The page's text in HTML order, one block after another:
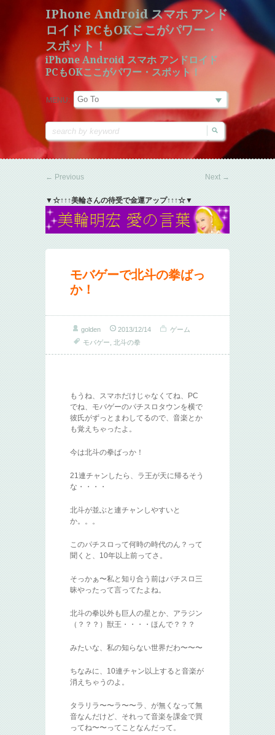
IPhone Android スマホ アンド
ロイド PCもOKここがパワー・
スポット！
iPhone Android スマホ アンドロイド
PCもOKここがパワー・スポット！
MENU:
← Previous Next →
▼☆↑↑↑美輪さんの待受で金運アップ↑↑↑☆▼
モバゲーで北斗の拳ばっ
か！
golden 2013/12/14
ゲーム
モバゲー 北斗の拳
もうね、スマホだけじゃなくてね、PC
でね、モバゲーのパチスロタウンを横で
彼氏がずっとまわしてるので、音楽とか
も覚えちゃったよ。
今は北斗の拳ばっか！
21連チャンしたら、ラ王が天に帰るそう
な・・・・
北斗が並ぶと連チャンしやすいと
か。。。
このパチスロって何時の時代のん？って
聞くと、10年以上前ってさ。
そっかぁ〜私と知り合う前はパチスロ三
昧やったって言ってたよね。
北斗の拳以外も巨人の星とか、アラジン
（？？？）獣王・・・・ほんで？？？
みたいな、私の知らない世界だわ〜〜〜
ちなみに、10連チャン以上すると音楽が
消えちゃうのよ。
タラリラ〜〜ラ〜〜ラ、が無くなって無
音なんだけど、それって音楽を課金で買
ってね〜〜ってことなんだって。